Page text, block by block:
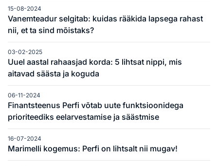
15-08-2024
Vanemteadur selgitab: kuidas rääkida lapsega rahast
nii, et ta sind mõistaks?
03-02-2025
Uuel aastal rahaasjad korda: 5 lihtsat nippi, mis
aitavad säästa ja koguda
06-11-2024
Finantsteenus Perfi võtab uute funktsioonidega
prioriteediks eelarvestamise ja säästmise
16-07-2024
Marimelli kogemus: Perfi on lihtsalt nii mugav!